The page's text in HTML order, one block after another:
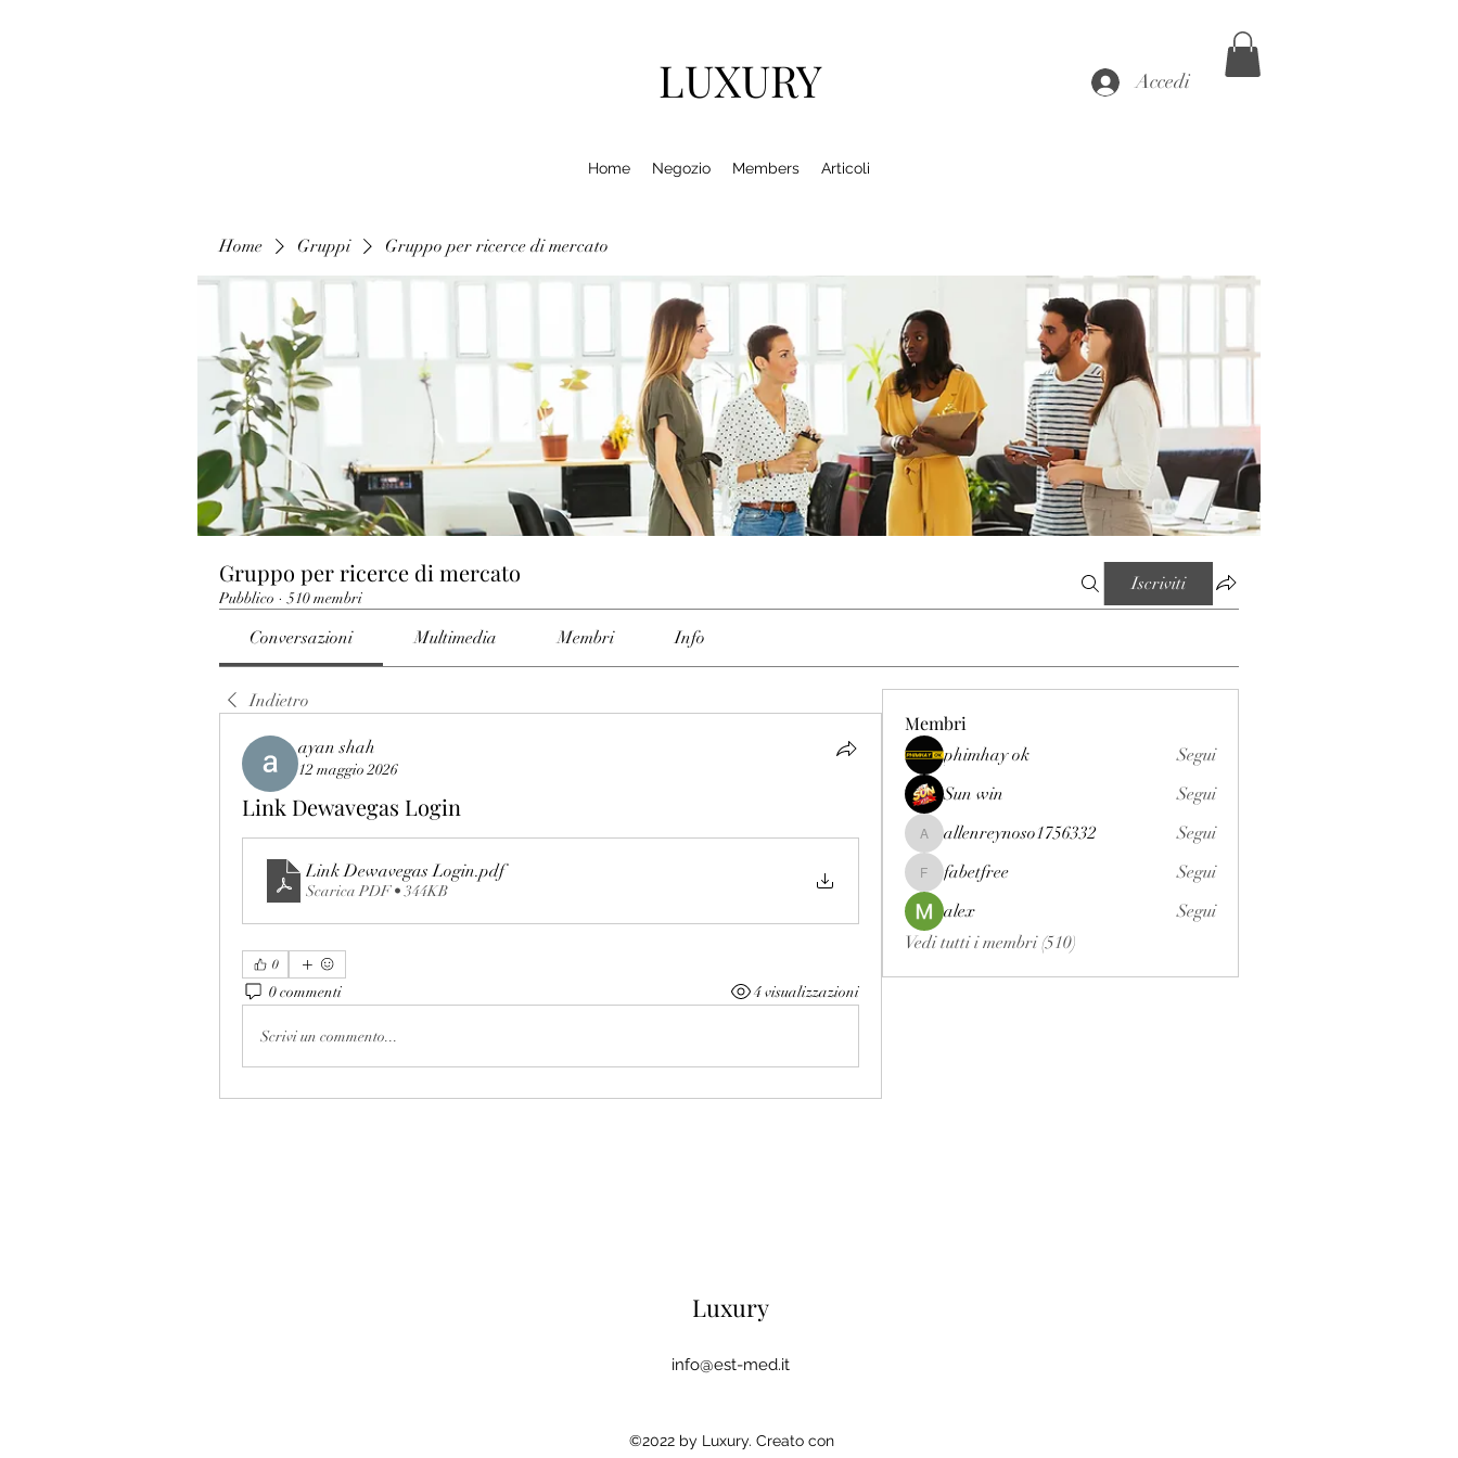
LUXURY Accedi
Home Negozio Members Articoli
Home Gruppi Gruppo per ricerce di mercato
Gruppo per ricerce di mercato
Pubblico · 510 membri
Iscriviti
Conversazioni Multimedia Membri Info
Indietro
ayan shah
12 maggio 2026
Link Dewavegas Login
Link Dewavegas Login.pdf
Scarica PDF • 344KB
0
0 commenti 4 visualizzazioni
Scrivi un commento...
Membri
phimhay ok
Segui
Sun win
Segui
allenreynoso1756332
allenreynoso1756332 Segui
fabetfree
fabetfree
Segui
alex
Segui
Vedi tutti i membri (510)
Luxury
info@est-med.it
©2022 by Luxury. Creato con